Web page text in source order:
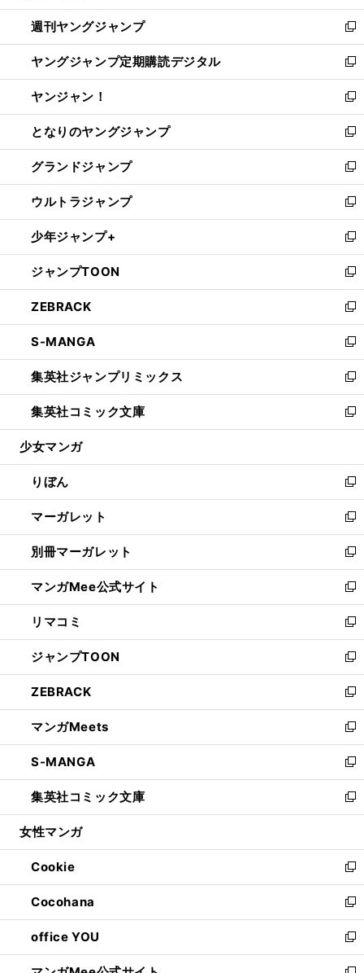
開
く
ウ
で
開
く
ン
ド
ウ
で
開
く
ウ
ィ
ン
ド
ウ
で
開
く
週刊ヤングジャンプ
新
し
い
ウ
ィ
ン
ド
ウ
で
開
く
ヤングジャンプ定期購読デジタル
新
し
い
ウ
ィ
ン
ド
ウ
で
開
く
ヤンジャン！
新
し
い
ウ
ィ
ン
ド
ウ
で
開
く
となりのヤングジャンプ
新
し
い
ウ
ィ
ン
ド
ウ
で
開
く
グランドジャンプ
新
し
い
ウ
ィ
ン
ド
ウ
で
開
く
ウルトラジャンプ
新
し
い
ウ
ィ
ン
ド
ウ
で
開
く
少年ジャンプ+
新
し
い
ウ
ィ
ン
ド
ウ
で
開
く
ジャンプTOON
新
し
い
ウ
ィ
ン
ド
ウ
で
開
ZEBRACK
新
し
い
ウ
ィ
ン
ド
ウ
開
く
S-MANGA
新
し
い
ウ
ィ
ン
ウ
で
開
く
集英社ジャンプリミックス
新
し
い
ウ
ン
ド
ウ
で
開
く
集英社コミック文庫
新
し
ウ
ィ
ン
ド
ウ
で
開
く
少女マンガ
りぼん
新
し
い
ウ
ィ
ン
ド
ウ
で
開
く
マーガレット
新
し
い
ウ
ィ
ン
ド
ウ
で
開
く
別冊マーガレット
新
し
い
ウ
ィ
ン
ド
ウ
で
開
く
マンガMee公式サイト
新
し
い
ウ
ィ
ン
ド
ウ
で
開
く
リマコミ
新
し
い
ウ
ィ
ン
ド
ウ
で
開
く
ジャンプTOON
新
し
い
ウ
ィ
ン
ド
ウ
で
開
ZEBRACK
新
し
い
ウ
ィ
ン
ド
ウ
開
く
マンガMeets
新
し
い
ウ
ィ
ン
ウ
で
開
く
S-MANGA
新
し
い
ウ
ン
ド
ウ
で
開
く
集英社コミック文庫
新
し
ウ
ィ
ン
ド
ウ
で
開
女性マンガ
Cookie
新
し
い
ウ
ィ
ン
Cocohana
新
し
い
ウ
office YOU
新
し